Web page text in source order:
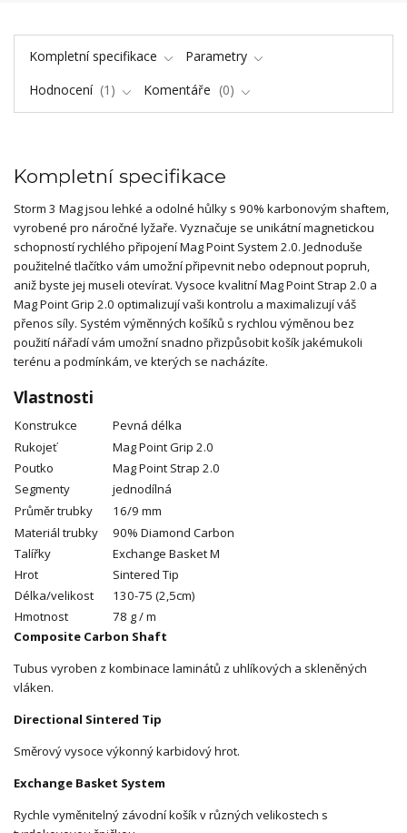
Kompletní specifikace
Parametry
Hodnocení
1 Komentáře 0
Kompletní specifikace
Storm 3 Mag jsou lehké a odolné hůlky s 90% karbonovým shaftem,
vyrobené pro náročné lyžaře. Vyznačuje se unikátní magnetickou
schopností rychlého připojení Mag Point System 2.0. Jednoduše
použitelné tlačítko vám umožní připevnit nebo odepnout popruh,
aniž byste jej museli otevírat. Vysoce kvalitní Mag Point Strap 2.0 a
Mag Point Grip 2.0 optimalizují vaši kontrolu a maximalizují váš
přenos síly. Systém výměnných košíků s rychlou výměnou bez
použití nářadí vám umožní snadno přizpůsobit košík jakémukoli
terénu a podmínkám, ve kterých se nacházíte.
Vlastnosti
Konstrukce
Pevná délka
Rukojeť
Mag Point Grip 2.0
Poutko
Mag Point Strap 2.0
Segmenty
jednodílná
Průměr trubky
16/9 mm
Materiál trubky
90% Diamond Carbon
Talířky
Exchange Basket M
Hrot
Sintered Tip
Délka/velikost
130-75 (2,5cm)
Hmotnost
78 g / m
Composite Carbon Shaft
Tubus vyroben z kombinace laminátů z uhlíkových a skleněných
vláken.
Directional Sintered Tip
Směrový vysoce výkonný karbidový hrot.
Exchange Basket System
Rychle vyměnitelný závodní košík v různých velikostech s